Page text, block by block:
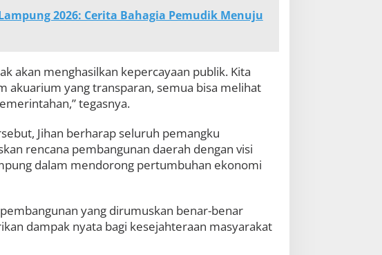
2026: Cerita Bahagia Pemudik Menuju
akan menghasilkan kepercayaan publik. Kita
akuarium yang transparan, semua bisa melihat
tegasnya.
Jihan berharap seluruh pemangku
rencana pembangunan daerah dengan visi
dalam mendorong pertumbuhan ekonomi
yang dirumuskan benar-benar
dampak nyata bagi kesejahteraan masyarakat